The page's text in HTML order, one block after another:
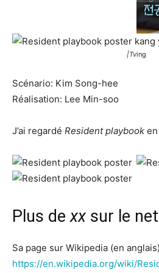
|Tving
Scénario: Kim Song-hee
Réalisation: Lee Min-soo
J’ai regardé Resident playbook
Plus dexx sur le net
Sa page sur Wikipedia (en
https://en.wikipedia.org/wiki/